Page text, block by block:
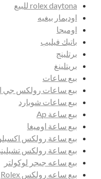
rolex daytona للبيع
اوديمار بيغيه
اوميجا
باتيك فيليب
برتلينج
بريتلينغ
بيع ساعات
بيع ساعات رولكس جي
بيع ساعات شوبارد
بيع ساعة Ap
بيع ساعة اوميغا
بيع ساعة رولكس
بيع ساعة رولكس
بيع ساعه جيجر لوكولتر
بيع ساعه رولكس Rolex